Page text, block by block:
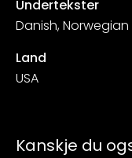
Undertekster
Danish, Norwegian
Land
USA
Kanskje du